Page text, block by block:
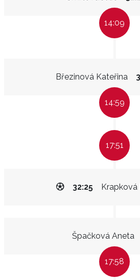
14:09
Březinová Kateřina
14:59
17:51
Krapková
32:25
Špačková Aneta
17:58